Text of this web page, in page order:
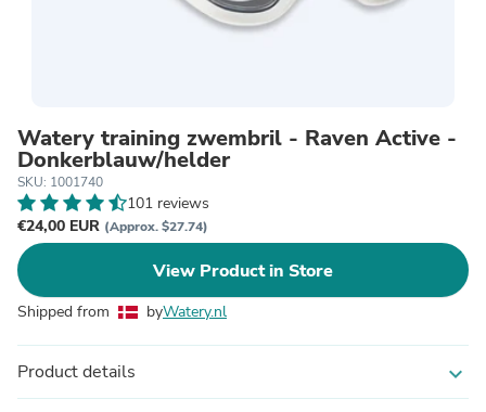
Watery training zwembril - Raven Active -
Donkerblauw/helder
SKU: 1001740
101 reviews
€24,00 EUR (Approx. $27.74)
View Product in Store
Shipped from byWatery.nl
Product details expand_more